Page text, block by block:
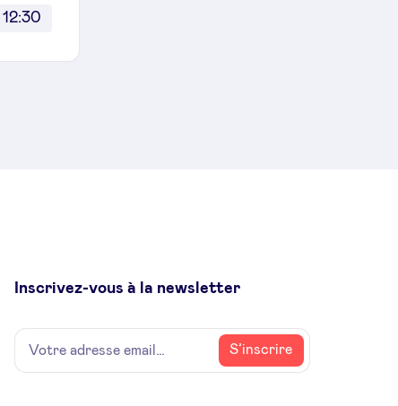
12:30
Inscrivez-vous à la newsletter
Name
Votre
adresse
S’inscrire